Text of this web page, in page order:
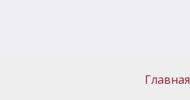
Главная